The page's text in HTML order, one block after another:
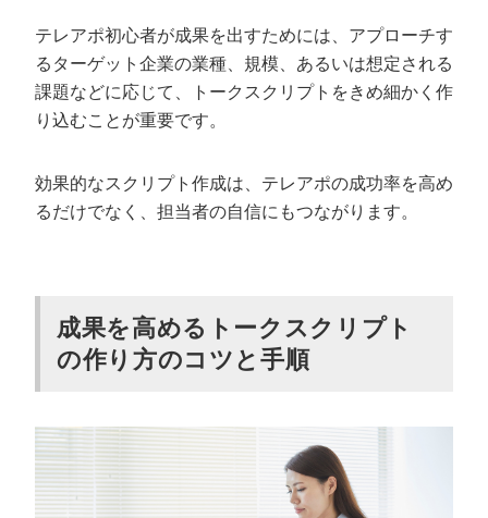
テレアポ初心者が成果を出すためには、アプローチす
るターゲット企業の業種、規模、あるいは想定される
課題などに応じて、トークスクリプトをきめ細かく作
り込むことが重要です。
効果的なスクリプト作成は、テレアポの成功率を高め
るだけでなく、担当者の自信にもつながります。
成果を高めるトークスクリプト
の作り方のコツと手順